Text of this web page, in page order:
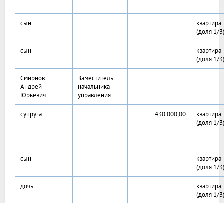
сын
квартира
(доля 1/
сын
квартира
(доля 1/
Смирнов
Андрей
Юрьевич
Заместитель
начальника
управления
супруга 430 000,00
квартира
(доля 1/
сын
квартира
(доля 1/
дочь
квартира
(доля 1/